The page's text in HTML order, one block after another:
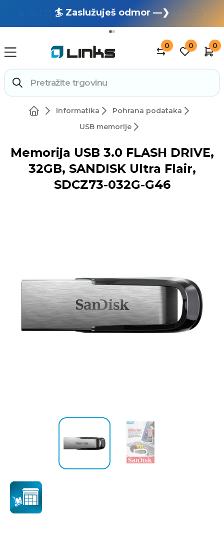
🏄 Zaslužuješ odmor —❯
🔥 OUTLET: TOTALNA RASPRODAJA —❯
0 0 0
Informatika
Pohrana podataka
USB memorije
Memorija USB 3.0 FLASH DRIVE,
32GB, SANDISK Ultra Flair,
SDCZ73-032G-G46